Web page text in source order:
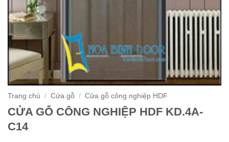
Trang chủ / Cửa gỗ / Cửa gỗ công nghiệp HDF
CỬA GỖ CÔNG NGHIỆP HDF KD.4A-
C14